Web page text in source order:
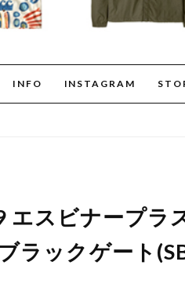
INFO INSTAGRAM
スビナープラ
ラックゲート